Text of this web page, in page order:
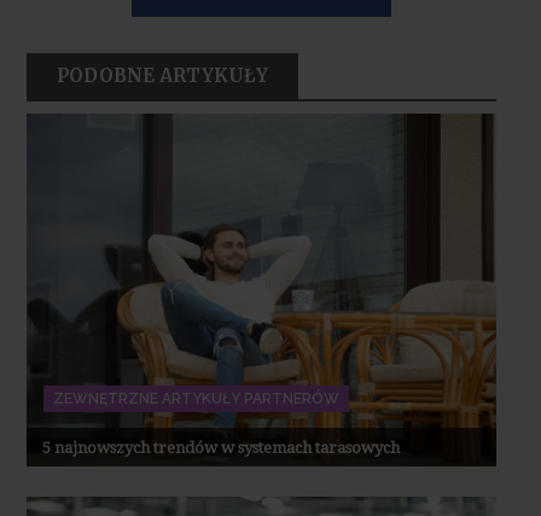
PODOBNE ARTYKUŁY
ZEWNĘTRZNE ARTYKUŁY PARTNERÓW
5 najnowszych trendów w systemach tarasowych